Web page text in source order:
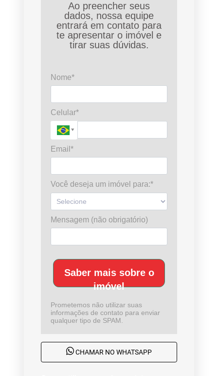
Ao preencher seus
dados, nossa equipe
entrará em contato para
te apresentar o imóvel e
tirar suas dúvidas.
Nome*
Celular*
Email*
Você deseja um imóvel para:*
Mensagem (não obrigatório)
Saber mais sobre o
imóvel
Prometemos não utilizar suas
informações de contato para enviar
qualquer tipo de SPAM.
CHAMAR NO WHATSAPP